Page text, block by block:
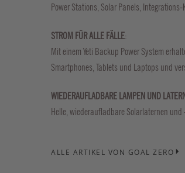
Power Stations, Solar Panels,
STROM FÜR ALLE FÄLLE:
Mit einem Yeti Backup Power System
Smartphones, Tablets und Laptops und
WIEDERAUFLADBARE LAMPEN UND
Helle, wiederaufladbare Solarlaternen
ALLE ARTIKEL VON GOAL ZERO